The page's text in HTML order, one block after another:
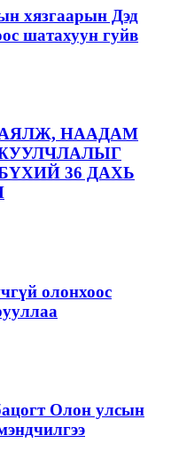
хязгаарын Дэд
шатахуун гуйв
НААДАМ
36 ДАХЬ
олонхоос
Олон улсын